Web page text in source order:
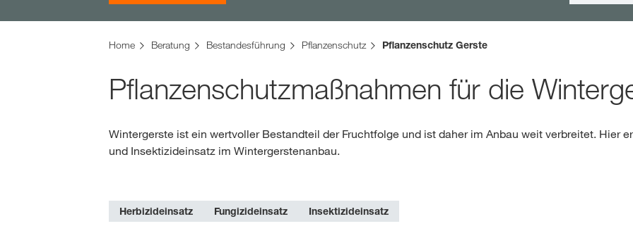
Exklusiver
mitmyKWS
Home Beratung Bestandesführung Pflanzenschutz Pflanzenschutz Gerste
Pflanzenschutzmaßnahmen für die
Wintergerste ist ein wertvoller Bestandteil der Fruchtfolge und ist daher im Anbau weit verbreitet. Hier
und Insektizideinsatz im Wintergerstenanbau.
Herbizideinsatz Fungizideinsatz Insektizideinsatz